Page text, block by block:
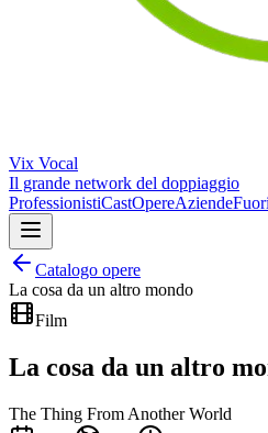
Vix Vocal
Il grande network del doppiaggio
ProfessionistiCastOpereAziende
Catalogo opere
La cosa da un altro mondo
Film
La cosa da un altro
The Thing From Another World